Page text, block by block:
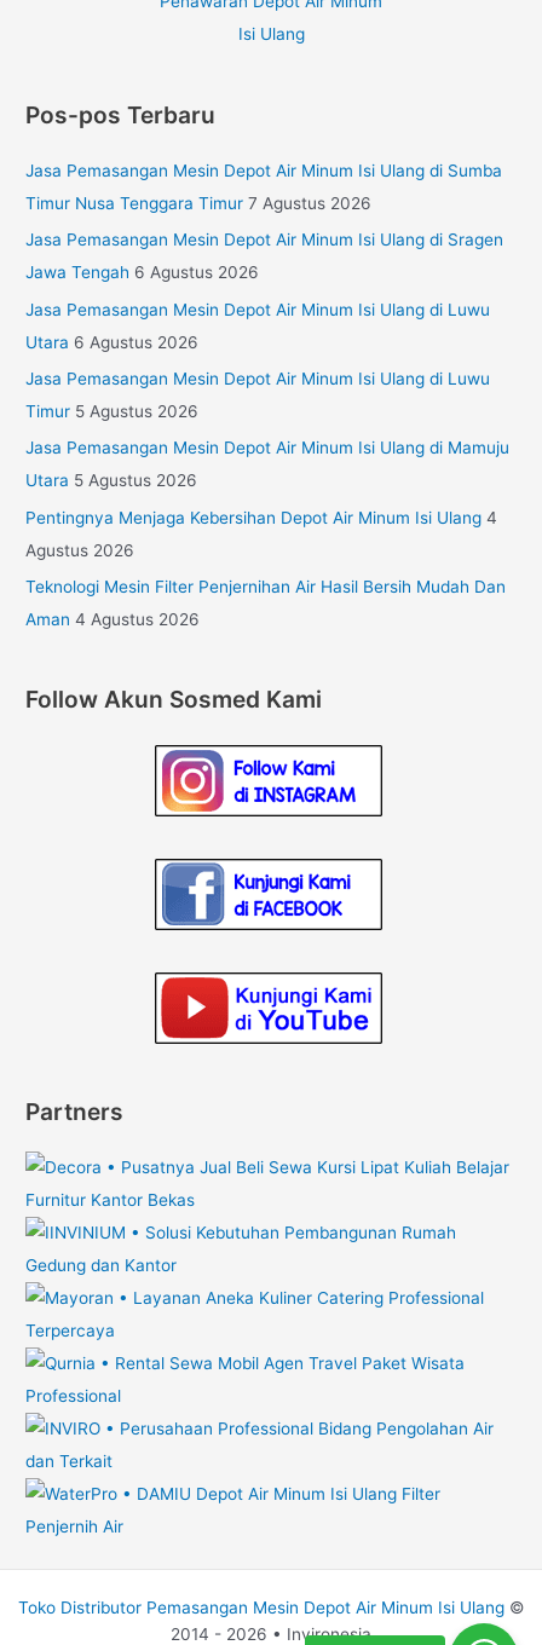
Pos-pos Terbaru
Jasa Pemasangan Mesin Depot Air Minum Isi Ulang di Sumba
Timur Nusa Tenggara Timur 7 Agustus 2026
Jasa Pemasangan Mesin Depot Air Minum Isi Ulang di Sragen
Jawa Tengah 6 Agustus 2026
Jasa Pemasangan Mesin Depot Air Minum Isi Ulang di Luwu
Utara 6 Agustus 2026
Jasa Pemasangan Mesin Depot Air Minum Isi Ulang di Luwu
Timur 5 Agustus 2026
Jasa Pemasangan Mesin Depot Air Minum Isi Ulang di Mamuju
Utara 5 Agustus 2026
Pentingnya Menjaga Kebersihan Depot Air Minum Isi Ulang 4
Agustus 2026
Teknologi Mesin Filter Penjernihan Air Hasil Bersih Mudah Dan
Aman 4 Agustus 2026
Follow Akun Sosmed Kami
Partners
Toko Distributor Pemasangan Mesin Depot Air Minum Isi Ulang©
2014 - 2026 • Invironesia